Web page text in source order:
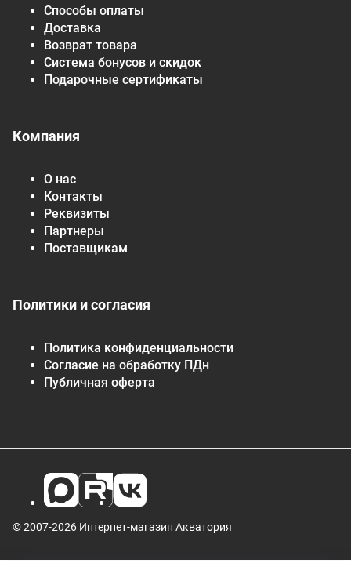
Способы оплаты
Доставка
Возврат товара
Система бонусов и скидок
Подарочные сертификаты
Компания
О нас
Контакты
Реквизиты
Партнеры
Поставщикам
Политики и согласия
Политика конфиденциальности
Согласие на обработку ПДн
Публичная оферта
© 2007-2026 Интернет-магазин Акватория